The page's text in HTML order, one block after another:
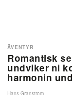
Romantisk
undviker ni
harmonin
ÄVENTYR
Hans Granström